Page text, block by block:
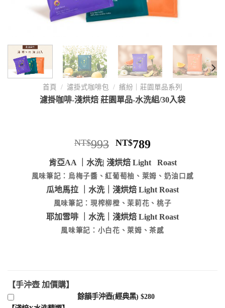
首頁 / 濾掛式咖啡包 / 繽紛｜莊園單品系列
濾掛咖啡-淺烘焙 莊園單品-水洗組/30入袋
NT$993 NT$789
肯亞AA ｜水洗| 淺烘焙 Light Roast
風味筆記：烏梅子醬、紅葡萄柚、萊姆、奶油口感
瓜地馬拉 ｜水洗｜淺烘焙 Light Roast
風味筆記：現榨柳橙、茉莉花、桃子
耶加雪啡 ｜水洗｜淺烘焙 Light Roast
風味筆記：小白花、萊姆、茶感
【手沖壺 加價購】
餘韻手沖壺(經典黑) $280